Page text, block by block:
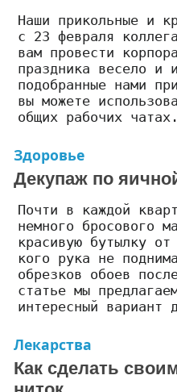
Наши прикольные и
с 23 февраля
вам провести
праздника весело и
подобранные нами
вы можете
общих рабочих чатах.
Здоровье
Декупаж по
Почти в каждой
немного бросового
красивую бутылку
кого рука не
обрезков обоев
статье мы
интересный вариант
Лекарства
Как сделать